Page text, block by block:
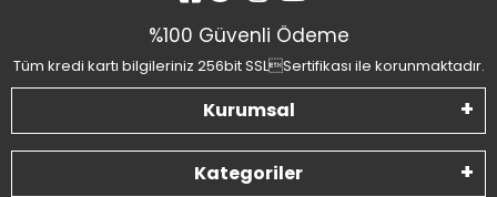
%100 Güvenli Ödeme
Tüm kredi kartı bilgileriniz 256bit SSLSertifikası ile korunmaktadır.
Kurumsal
Kategoriler